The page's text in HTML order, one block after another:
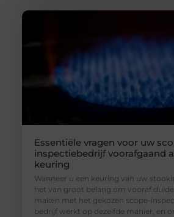
Essentiële vragen voor uw
inspectiebedrijf voorafgaand
keuring
Wanneer u een keuring van uw
het van groot belang om vooraf
maken met het gekozen scope-
bedrijf werkt op dezelfde manier, en